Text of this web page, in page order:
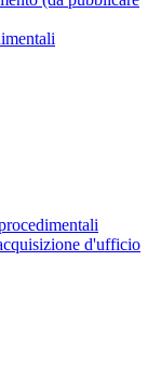
d'ufficio